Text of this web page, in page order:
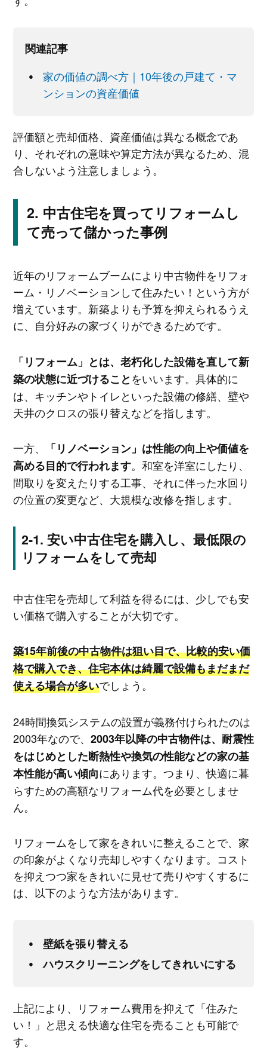
関連記事
家の価値の調べ方｜10年後の戸建て・マ
ンションの資産価値
評価額と売却価格、資産価値は異なる概念であ
り、それぞれの意味や算定方法が異なるため、混
合しないよう注意しましょう。
中古住宅を買ってリフォームし
て売って儲かった事例
近年のリフォームブームにより中古物件をリフォ
ーム・リノベーションして住みたい！という方が
増えています。新築よりも予算を抑えられるうえ
に、自分好みの家づくりができるためです。
「リフォーム」とは、老朽化した設備を直して新
築の状態に近づけることをいいます。具体的に
は、キッチンやトイレといった設備の修繕、壁や
天井のクロスの張り替えなどを指します。
一方、
「リノベーション」は性能の向上や価値を
高める目的で行われます。和室を洋室にしたり、
間取りを変えたりする工事、それに伴った水回り
の位置の変更など、大規模な改修を指します。
安い中古住宅を購入し、最低限の
リフォームをして売却
中古住宅を売却して利益を得るには、少しでも安
い価格で購入することが大切です。
築15年前後の中古物件は狙い目で、比較的安い価
格で購入でき、住宅本体は綺麗で設備もまだまだ
使える場合が多いでしょう。
24時間換気システムの設置が義務付けられたのは
2003年なので、 2003年以降の中古物件は、耐震性
をはじめとした断熱性や換気の性能などの家の基
本性能が高い傾向にあります。つまり、快適に暮
らすための高額なリフォーム代を必要としませ
ん。
リフォームをして家をきれいに整えることで、家
の印象がよくなり売却しやすくなります。コスト
を抑えつつ家をきれいに見せて売りやすくするに
は、以下のような方法があります。
壁紙を張り替える
ハウスクリーニングをしてきれいにする
上記により、リフォーム費用を抑えて「住みた
い！」と思える快適な住宅を売ることも可能で
す。